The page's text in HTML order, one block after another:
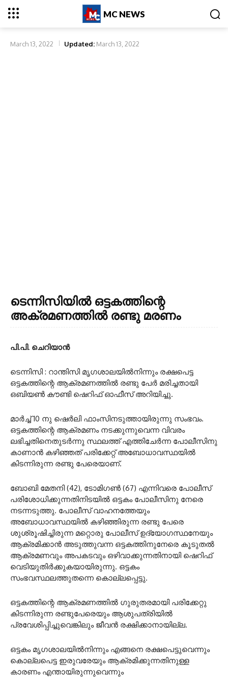
MC NEWS
March 13, 2022 Updated: March 13, 2022
ടെന്നിസിയില്‍ ഒട്ടകത്തിന്റെ
അക്രമണത്തില്‍ രണ്ടു മരണം
പി.പി. ചെറിയാന്‍
ടെന്നിസി : റാന്തിസി മൃഗശാലയില്‍നിന്നും രക്ഷപെട്ട
ഒട്ടകത്തിന്റെ ആക്രമണത്തില്‍ രണ്ടു പേര്‍ മരിച്ചതായി
ഒബിയണ്‍ കൗണ്ടി ഷെറിഫ് ഓഫീസ് അറിയിച്ചു.
മാര്‍ച്ച് 10 നു ഷെര്‍ലി ഫാംസിനടുത്തായിരുന്നു സംഭവം.
ഒട്ടകത്തിന്റെ ആക്രമണം നടക്കുന്നുവെന്ന വിവരം
ലഭിച്ചതിനെതുടര്‍ന്നു സ്ഥലത്ത് എത്തിചേര്‍ന്ന പോലീസിനു
കാണാന്‍ കഴിഞ്ഞത് പരിക്കേറ്റ് അബോധാവസ്ഥയില്‍
കിടന്നിരുന്ന രണ്ടു പേരെയാണ്.
ബോബി മേതനി (42), ടോമിഗണ്‍ (67) എന്നിവരെ പോലീസ്
പരിശോധിക്കുന്നതിനിടയില്‍ ഒട്ടകം പോലീസിനു നേരെ
നടന്നടുത്തു. പോലീസ് വാഹനത്തേയും
അബോധാവസ്ഥയില്‍ കഴിഞ്ഞിരുന്ന രണ്ടു പേരെ
ശുശ്രൂഷിച്ചിരുന്ന മറ്റൊരു പോലീസ് ഉദ്യോഗസ്ഥനേയും
ആക്രമിക്കാന്‍ അടുത്തുവന്ന ഒട്ടകത്തിനുനേരെ കൂടുതല്‍
ആക്രമണവും അപകടവും ഒഴിവാക്കുന്നതിനായി ഷെറിഫ്
വെടിയുതിര്‍ക്കുകയായിരുന്നു. ഒട്ടകം
സംഭവസ്ഥലത്തുതന്നെ കൊല്ലപ്പെട്ടു.
ഒട്ടകത്തിന്റെ ആക്രമണത്തില്‍ ഗുരുതരമായി പരിക്കേറ്റു
കിടന്നിരുന്ന രണ്ടുപേരെയും ആശുപത്രിയില്‍
പ്രവേശിപ്പിച്ചുവെങ്കിലും ജീവന്‍ രക്ഷിക്കാനായില്ല.
ഒട്ടകം മൃഗശാലയില്‍നിന്നും എങ്ങനെ രക്ഷപെട്ടുവെന്നും
കൊല്ലപെട്ട ഇരുവരേയും ആക്രമിക്കുന്നതിനുള്ള
കാരണം എന്തായിരുന്നുവെന്നും